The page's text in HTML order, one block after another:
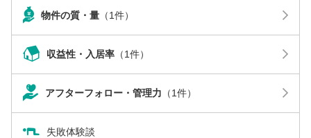
物件の質・量 （1件）
収益性・入居率 （1件）
アフターフォロー・管理力 （1件）
失敗体験談